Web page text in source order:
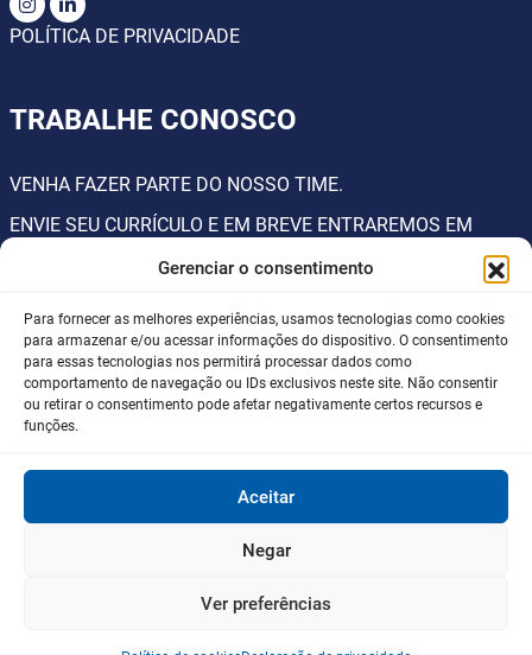
Gerenciar o consentimento
Para fornecer as melhores experiências, usamos tecnologias como cookies
para armazenar e/ou acessar informações do dispositivo. O consentimento
para essas tecnologias nos permitirá processar dados como
comportamento de navegação ou IDs exclusivos neste site. Não consentir
ou retirar o consentimento pode afetar negativamente certos recursos e
funções.
Aceitar
Negar
Ver preferências
POLÍTICA DE PRIVACIDADE
TRABALHE CONOSCO
VENHA FAZER PARTE DO NOSSO TIME.
ENVIE SEU CURRÍCULO E EM BREVE ENTRAREMOS EM
Enviar currículo
SUGESTÕES
DEIXE SUGESTÕES PARA O NOSSO TIME.